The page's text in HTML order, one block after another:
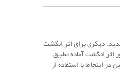
جدید، دیگری برای اثر انگشت
اثر انگشت آماده تطبیق
در اینجا ما با استفاده از